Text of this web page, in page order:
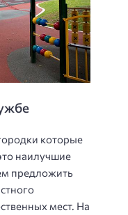
которые
наилучшие
предложить
мест. На